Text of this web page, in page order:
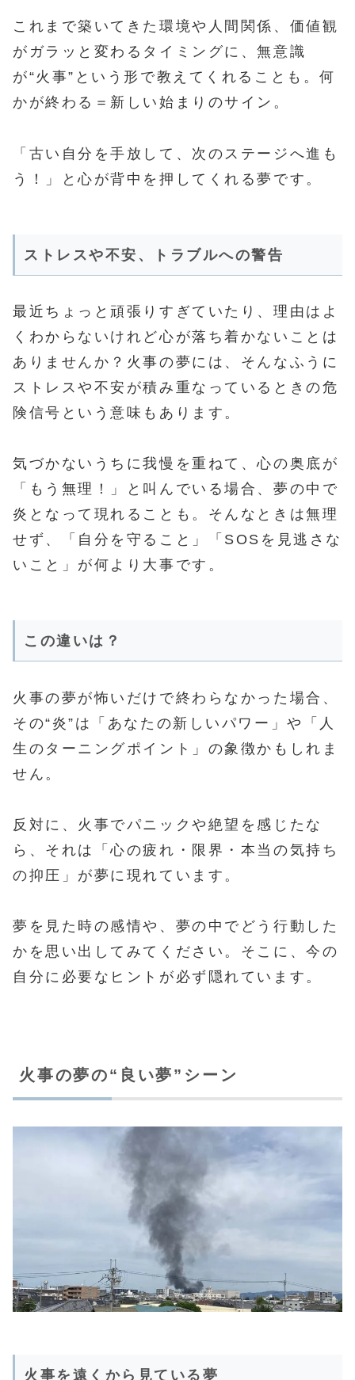
これまで築いてきた環境や人間関係、価値観
がガラッと変わるタイミングに、無意識
が“火事”という形で教えてくれることも。何
かが終わる＝新しい始まりのサイン。
「古い自分を手放して、次のステージへ進も
う！」と心が背中を押してくれる夢です。
ストレスや不安、トラブルへの警告
最近ちょっと頑張りすぎていたり、理由はよ
くわからないけれど心が落ち着かないことは
ありませんか？火事の夢には、そんなふうに
ストレスや不安が積み重なっているときの危
険信号という意味もあります。
気づかないうちに我慢を重ねて、心の奥底が
「もう無理！」と叫んでいる場合、夢の中で
炎となって現れることも。そんなときは無理
せず、「自分を守ること」「SOSを見逃さな
いこと」が何より大事です。
この違いは？
火事の夢が怖いだけで終わらなかった場合、
その“炎”は「あなたの新しいパワー」や「人
生のターニングポイント」の象徴かもしれま
せん。
反対に、火事でパニックや絶望を感じたな
ら、それは「心の疲れ・限界・本当の気持ち
の抑圧」が夢に現れています。
夢を見た時の感情や、夢の中でどう行動した
かを思い出してみてください。そこに、今の
自分に必要なヒントが必ず隠れています。
火事の夢の“良い夢”シーン
火事を遠くから見ている夢